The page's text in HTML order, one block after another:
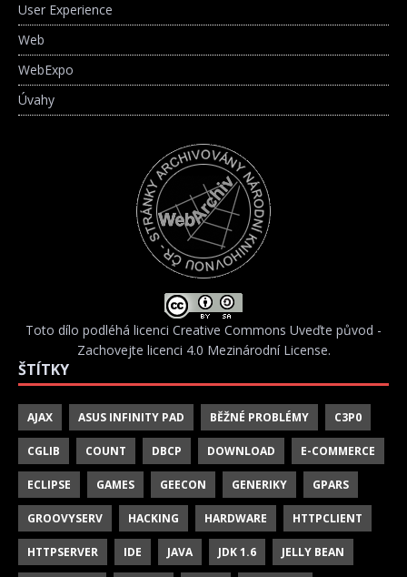
User Experience
Web
WebExpo
Úvahy
Toto dílo podléhá licenci Creative Commons Uveďte původ -
Zachovejte licenci 4.0 Mezinárodní License.
ŠTÍTKY
AJAX ASUS INFINITY PAD BĚŽNÉ PROBLÉMY C3P0
CGLIB COUNT DBCP DOWNLOAD E-COMMERCE
ECLIPSE GAMES GEECON GENERIKY GPARS
GROOVYSERV HACKING HARDWARE HTTPCLIENT
HTTPSERVER IDE JAVA JDK 1.6 JELLY BEAN